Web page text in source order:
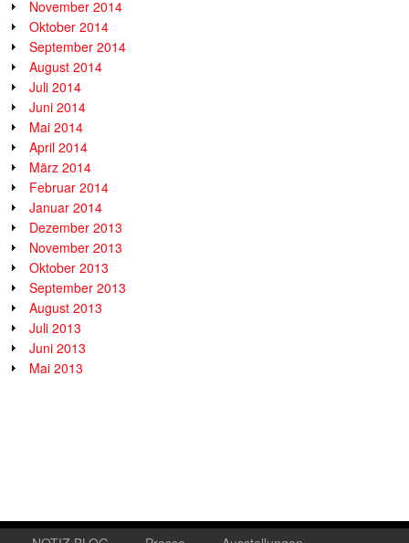
November 2014
Oktober 2014
September 2014
August 2014
Juli 2014
Juni 2014
Mai 2014
April 2014
März 2014
Februar 2014
Januar 2014
Dezember 2013
November 2013
Oktober 2013
September 2013
August 2013
Juli 2013
Juni 2013
Mai 2013